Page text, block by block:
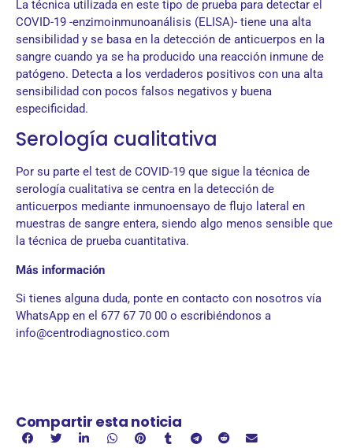
La técnica utilizada en este tipo de prueba para detectar el
COVID-19 -enzimoinmunoanálisis (ELISA)- tiene una alta
sensibilidad y se basa en la detección de anticuerpos en la
sangre cuando ya se ha producido una reacción inmune de
patógeno. Detecta a los verdaderos positivos con una alta
sensibilidad con pocos falsos negativos y buena
especificidad.
Serología cualitativa
Por su parte el test de COVID-19 que sigue la técnica de
serología cualitativa se centra en la detección de
anticuerpos mediante inmunoensayo de flujo lateral en
muestras de sangre entera, siendo algo menos sensible que
la técnica de prueba cuantitativa.
Más información
Si tienes alguna duda, ponte en contacto con nosotros vía
WhatsApp en el 677 67 70 00 o escribiéndonos a
info@centrodiagnostico.com
Compartir esta noticia